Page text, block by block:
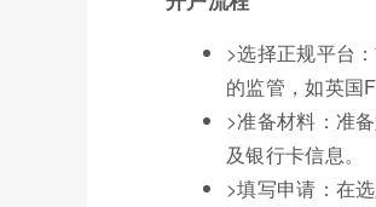
>选择正规平台
的监管，如英国
>准备材料：准
及银行卡信息。
>填写申请：在